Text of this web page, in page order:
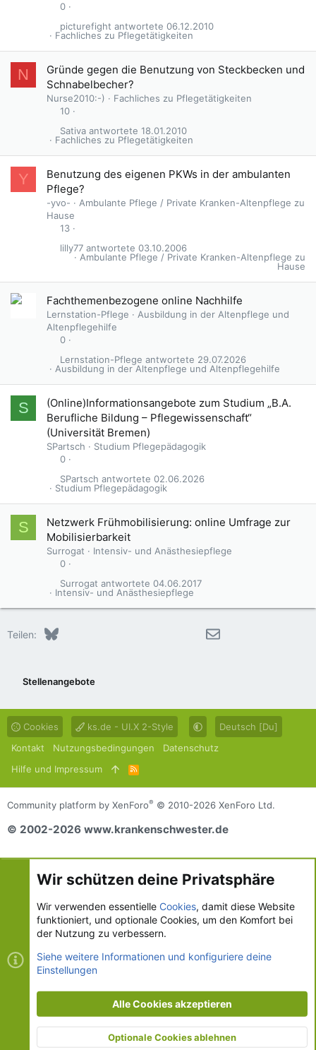
0
Fachliches zu Pflegetätigkeiten
06.12.2010
picturefight
N
Gründe gegen die Benutzung von Steckbecken und
Schnabelbecher?
Nurse2010:-)
Fachliches zu Pflegetätigkeiten
10
Fachliches zu Pflegetätigkeiten
18.01.2010
Sativa
Y
Benutzung des eigenen PKWs in der ambulanten
Pflege?
-yvo-
Ambulante Pflege / Private Kranken-Altenpflege zu
Hause
13
Ambulante Pflege / Private Kranken-Altenpflege zu
Hause
03.10.2006
lilly77
Fachthemenbezogene online Nachhilfe
Lernstation-Pflege
Ausbildung in der Altenpflege und
Altenpflegehilfe
0
Ausbildung in der Altenpflege und Altenpflegehilfe
29.07.2026
Lernstation-Pflege
S
(Online)Informationsangebote zum Studium „B.A.
Berufliche Bildung – Pflegewissenschaft“
(Universität Bremen)
SPartsch
Studium Pflegepädagogik
0
Studium Pflegepädagogik
02.06.2026
SPartsch
S
Netzwerk Frühmobilisierung: online Umfrage zur
Mobilisierbarkeit
Surrogat
Intensiv- und Anästhesiepflege
0
Intensiv- und Anästhesiepflege
04.06.2017
Surrogat
Teilen: Bluesky WhatsApp
E-Mail
Stellenangebote
Cookies ks.de - UI.X 2-Style
Deutsch [Du]
Kontakt
Nutzungsbedingungen
Datenschutz
Hilfe und Impressum
R
S
S
Community platform by XenForo® © 2010-2026 XenForo Ltd.
© 2002-2026 www.krankenschwester.de
Wir schützen deine Privatsphäre
Wir verwenden essentielle Cookies, damit diese Website
funktioniert, und optionale Cookies, um den Komfort bei
der Nutzung zu verbessern.
Siehe weitere Informationen und konfiguriere deine
Einstellungen
Alle Cookies akzeptieren
Optionale Cookies ablehnen